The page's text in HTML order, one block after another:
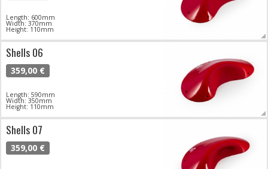
Length: 600mm
Width: 370mm
Height: 110mm
Shells 06
359,00 €
Length: 590mm
Width: 350mm
Height: 110mm
Shells 07
359,00 €